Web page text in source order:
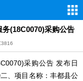
(18C0070)采购公告
3816
采购公告 发布日
、项目名称：丰都县公